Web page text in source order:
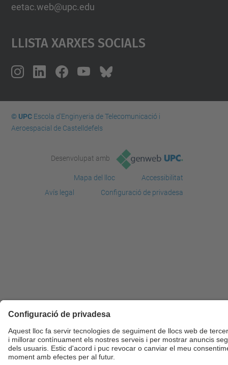
eetac.web@upc.edu
Llista Xarxes Socials
© UPCEscola d'Enginyeria de Telecomunicació i
Aeroespacial de Castelldefels
Desenvolupat amb
Mapa del lloc
Accessibilitat
Avís legal
Configuració de privadesa